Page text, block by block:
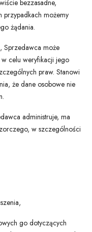
bezzasadne,
przypadkach możemy
żądania.
Sprzedawca może
celu weryfikacji jego
praw. Stanowi
że dane osobowe nie
administruje, ma
w szczególności
go dotyczących